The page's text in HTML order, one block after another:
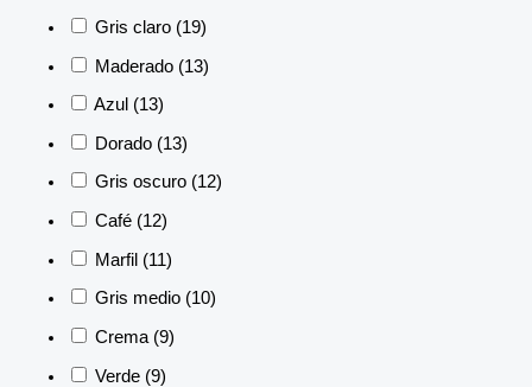
Gris claro (19)
Maderado (13)
Azul (13)
Dorado (13)
Gris oscuro (12)
Café (12)
Marfil (11)
Gris medio (10)
Crema (9)
Verde (9)